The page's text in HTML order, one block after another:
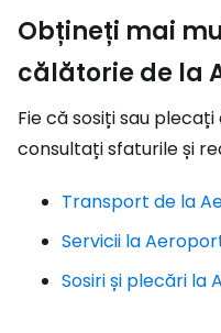
Obțineți mai
călătorie de la
Fie că sosiți sau
consultați sfaturile și
Transport de la
Servicii la
Sosiri și plecări la